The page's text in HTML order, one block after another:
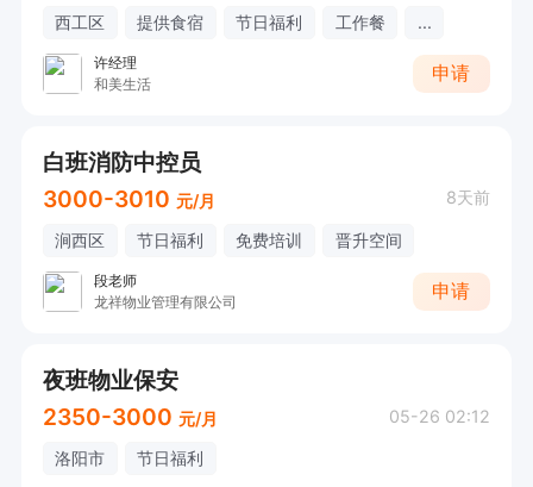
西工区 提供食宿 节日福利 工作餐 ...
许经理
和美生活
申请
白班消防中控员
3000-3010 元/月 8天前
涧西区 节日福利 免费培训 晋升空间
段老师
龙祥物业管理有限公司
申请
夜班物业保安
2350-3000 元/月 05-26 02:12
洛阳市 节日福利